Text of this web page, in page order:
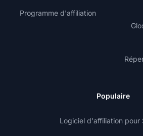
Programme d'affiliation
Populaire
Logiciel d'affiliation pour